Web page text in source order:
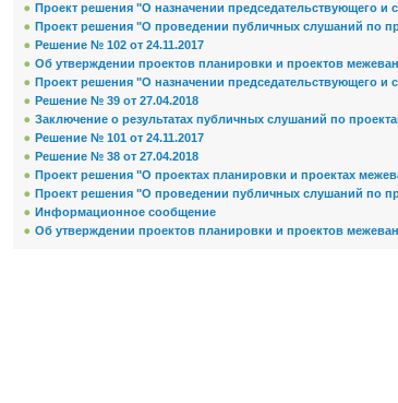
Проект решения "О назначении председательствующего и
Проект решения "О проведении публичных слушаний по
Решение № 102 от 24.11.2017
Об утверждении проектов планировки и проектов
Проект решения "О назначении председательствующего и
Решение № 39 от 27.04.2018
Заключение о результатах публичных слушаний по
Решение № 101 от 24.11.2017
Решение № 38 от 27.04.2018
Проект решения "О проектах планировки и проектах
Проект решения "О проведении публичных слушаний по
Информационное сообщение
Об утверждении проектов планировки и проектов